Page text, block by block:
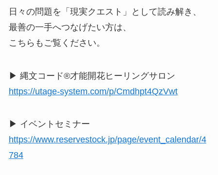
日々の問題を「現実クエスト」として読み解き、
最善の一手へつなげたい方は、
こちらもご覧ください。
▶ 縄文コード®︎才能開花ヒーリングサロン
https://utage-system.com/p/Cmdhpt4QzVwt
▶ イベントセミナー
https://www.reservestock.jp/page/event_calendar/4
784